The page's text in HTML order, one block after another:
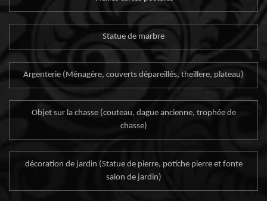
Statue de marbre
Argenterie (Ménagère, couverts dépareillés, theillere, plateau)
Objet sur la chasse (couteau, dague ancienne, trophée de
chasse)
décoration de jardin (Statue de pierre, potiche pierre et fonte
salon de jardin)